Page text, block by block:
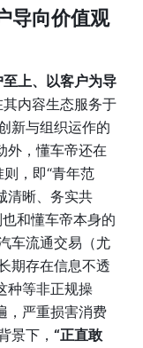
导向价值观
至上、以客户为导
内容生态服务于
新与组织运作的
外，懂车帝还在
，即“青年范
清晰、务实共
和懂车帝本身的
车流通交易（尤
期存在信息不透
种等非正规操
，严重损害消费
景下， “正直敢